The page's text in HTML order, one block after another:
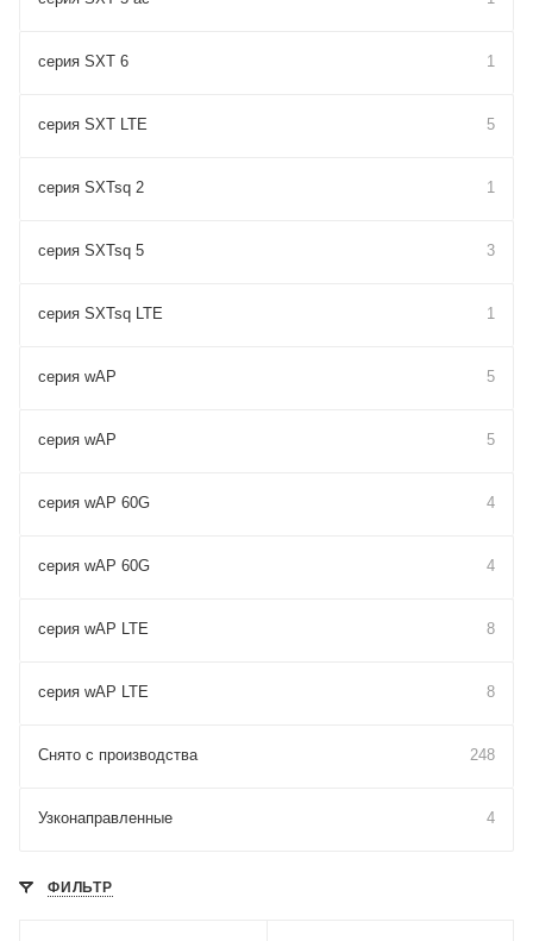
серия SXT 6 1
серия SXT LTE 5
серия SXTsq 2 1
серия SXTsq 5 3
серия SXTsq LTE 1
серия wAP 5
серия wAP 5
серия wAP 60G 4
серия wAP 60G 4
серия wAP LTE 8
серия wAP LTE 8
Снято с производства 248
Узконаправленные 4
ФИЛЬТР